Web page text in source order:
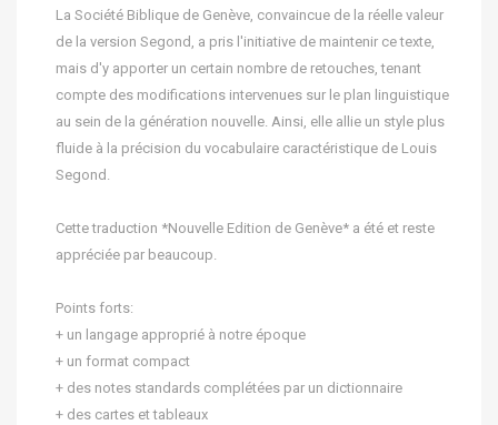
La Société Biblique de Genève, convaincue de la réelle valeur
de la version Segond, a pris l'initiative de maintenir ce texte,
mais d'y apporter un certain nombre de retouches, tenant
compte des modifications intervenues sur le plan linguistique
au sein de la génération nouvelle. Ainsi, elle allie un style plus
fluide à la précision du vocabulaire caractéristique de Louis
Segond.
Cette traduction *Nouvelle Edition de Genève* a été et reste
appréciée par beaucoup.
Points forts:
+ un langage approprié à notre époque
+ un format compact
+ des notes standards complétées par un dictionnaire
+ des cartes et tableaux